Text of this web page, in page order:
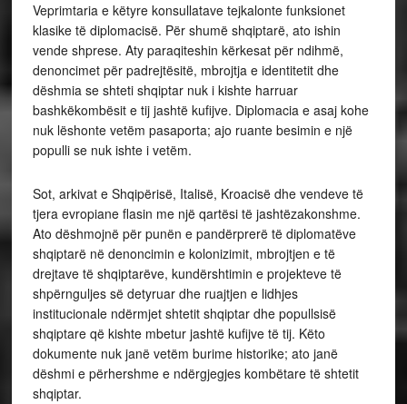
Veprimtaria e këtyre konsullatave tejkalonte funksionet
klasike të diplomacisë. Për shumë shqiptarë, ato ishin
vende shprese. Aty paraqiteshin kërkesat për ndihmë,
denoncimet për padrejtësitë, mbrojtja e identitetit dhe
dëshmia se shteti shqiptar nuk i kishte harruar
bashkëkombësit e tij jashtë kufijve. Diplomacia e asaj kohe
nuk lëshonte vetëm pasaporta; ajo ruante besimin e një
populli se nuk ishte i vetëm.
Sot, arkivat e Shqipërisë, Italisë, Kroacisë dhe vendeve të
tjera evropiane flasin me një qartësi të jashtëzakonshme.
Ato dëshmojnë për punën e pandërprerë të diplomatëve
shqiptarë në denoncimin e kolonizimit, mbrojtjen e të
drejtave të shqiptarëve, kundërshtimin e projekteve të
shpërnguljes së detyruar dhe ruajtjen e lidhjes
institucionale ndërmjet shtetit shqiptar dhe popullsisë
shqiptare që kishte mbetur jashtë kufijve të tij. Këto
dokumente nuk janë vetëm burime historike; ato janë
dëshmi e përhershme e ndërgjegjes kombëtare të shtetit
shqiptar.